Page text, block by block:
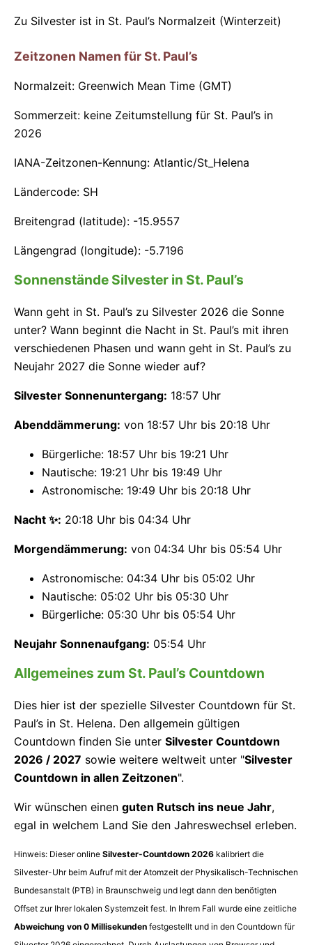
Zu Silvester ist in St. Paul’s Normalzeit (Winterzeit)
Zeitzonen Namen für St. Paul’s
Normalzeit: Greenwich Mean Time (GMT)
Sommerzeit: keine Zeitumstellung für St. Paul’s in
2026
IANA-Zeitzonen-Kennung: Atlantic/St_Helena
Ländercode: SH
Breitengrad (latitude): -15.9557
Längengrad (longitude): -5.7196
Sonnenstände Silvester in St. Paul’s
Wann geht in St. Paul’s zu Silvester 2026 die Sonne
unter? Wann beginnt die Nacht in St. Paul’s mit ihren
verschiedenen Phasen und wann geht in St. Paul’s zu
Neujahr 2027 die Sonne wieder auf?
Silvester Sonnenuntergang: 18:57 Uhr
Abenddämmerung: von 18:57 Uhr bis 20:18 Uhr
Bürgerliche: 18:57 Uhr bis 19:21 Uhr
Nautische: 19:21 Uhr bis 19:49 Uhr
Astronomische: 19:49 Uhr bis 20:18 Uhr
Nacht ✨: 20:18 Uhr bis 04:34 Uhr
Morgendämmerung: von 04:34 Uhr bis 05:54 Uhr
Astronomische: 04:34 Uhr bis 05:02 Uhr
Nautische: 05:02 Uhr bis 05:30 Uhr
Bürgerliche: 05:30 Uhr bis 05:54 Uhr
Neujahr Sonnenaufgang: 05:54 Uhr
Allgemeines zum St. Paul’s Countdown
Dies hier ist der spezielle Silvester Countdown für St.
Paul’s in St. Helena. Den allgemein gültigen
Countdown finden Sie unter Silvester Countdown
2026 / 2027 sowie weitere weltweit unter "Silvester
Countdown in allen Zeitzonen".
Wir wünschen einen guten Rutsch ins neue Jahr,
egal in welchem Land Sie den Jahreswechsel erleben.
Hinweis: Dieser online Silvester-Countdown 2026 kalibriert die
Silvester-Uhr beim Aufruf mit der Atomzeit der Physikalisch-Technischen
Bundesanstalt (PTB) in Braunschweig und legt dann den benötigten
Offset zur Ihrer lokalen Systemzeit fest. In Ihrem Fall wurde eine zeitliche
Abweichung von 0 Millisekunden festgestellt und in den Countdown für